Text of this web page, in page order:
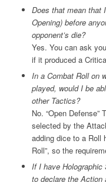
Does that mean that
Opening) before
opponent’s die?
Yes. You can ask
if it produced a
In a Combat Roll on
played, would I be
other Tactics?
No. “Open
selected by the
adding dice to a Roll
Roll”, so the
If I have
to declare the Action